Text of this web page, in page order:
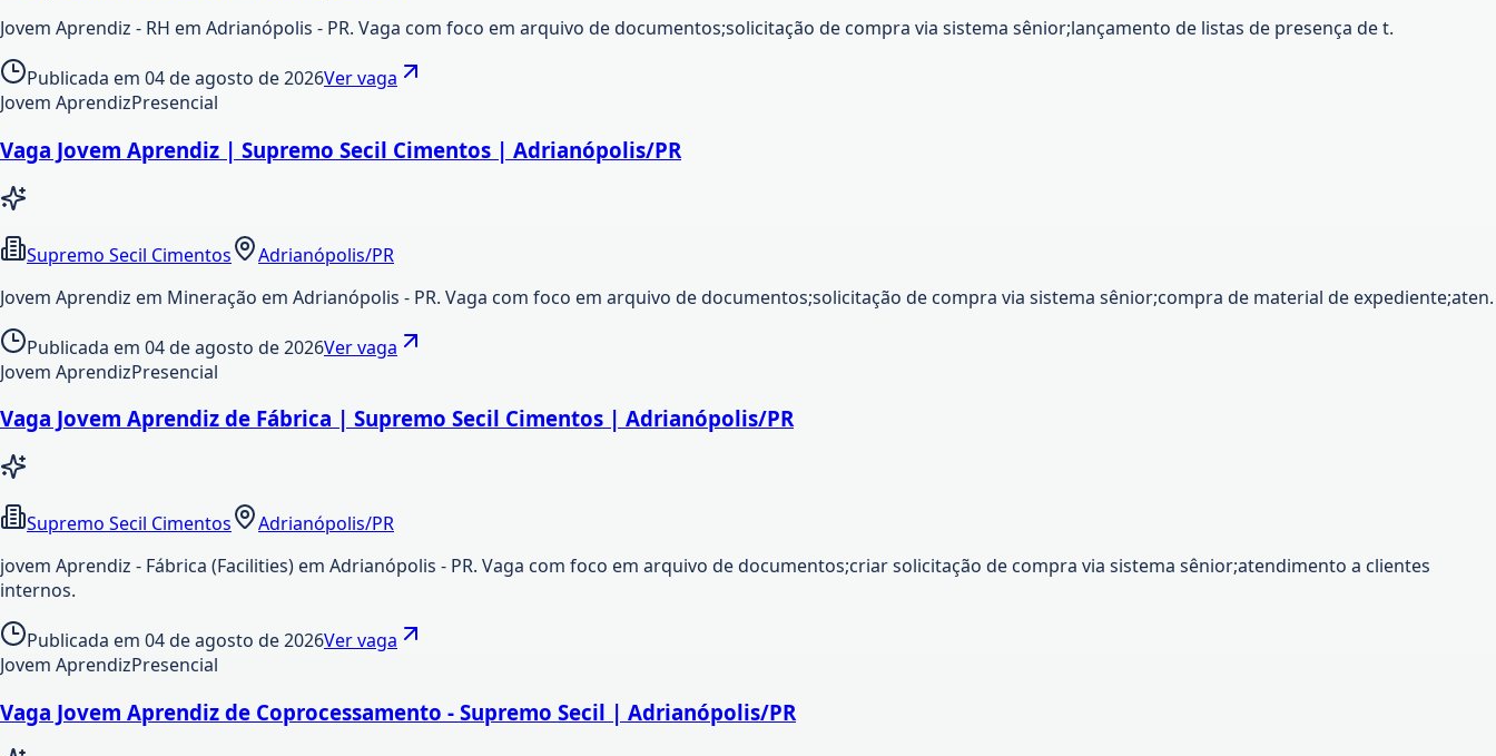
Jovem Aprendiz - RH em Adrianópolis - PR. Vaga com foco em arquivo de documentos;solicitação de compra via sistema sênior;lançamento de listas de presença de t.
Publicada em 04 de agosto de 2026Ver vaga
Jovem AprendizPresencial
Vaga Jovem Aprendiz | Supremo Secil Cimentos | Adrianópolis/PR
Supremo Secil Cimentos
Adrianópolis/PR
Jovem Aprendiz em Mineração em Adrianópolis - PR. Vaga com foco em arquivo de documentos;solicitação de compra via sistema sênior;compra de material de expediente;aten.
Publicada em 04 de agosto de 2026Ver vaga
Jovem AprendizPresencial
Vaga Jovem Aprendiz de Fábrica | Supremo Secil Cimentos | Adrianópolis/PR
Supremo Secil Cimentos
Adrianópolis/PR
jovem Aprendiz - Fábrica (Facilities) em Adrianópolis - PR. Vaga com foco em arquivo de documentos;criar solicitação de compra via sistema sênior;atendimento a clientes
internos.
Publicada em 04 de agosto de 2026Ver vaga
Jovem AprendizPresencial
Vaga Jovem Aprendiz de Coprocessamento - Supremo Secil | Adrianópolis/PR